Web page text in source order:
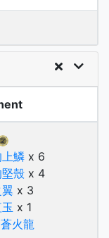
鱗 x 6
殼 x 4
x 3
x 1
蒼火龍